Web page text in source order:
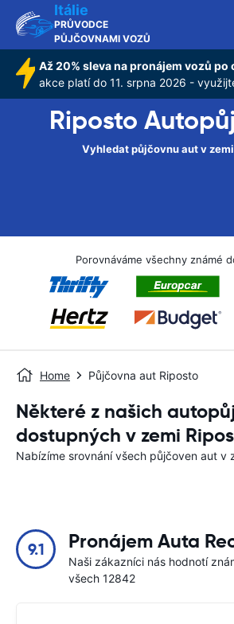
Itálie
PRŮVODCE
PŮJČOVNAMI VOZŮ
Až 20% sleva na pronájem vozů po
akce platí do 11. srpna 2026 -
Riposto
Vyhledat půjčovnu aut v
Porovnáváme všechny známé
Home Půjčovna aut Riposto
Některé z našich
dostupných v zemi
Nabízíme srovnání všech půjčoven aut v
9.1 Pronájem Auta
Naši zákazníci nás hodnotí
všech 12842